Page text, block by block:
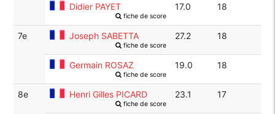
Didier PAYET
fiche de score
17.0 18
7e Joseph SABETTA
fiche de score
27.2 18
Germain ROSAZ
fiche de score
19.0 18
8e Henri Gilles PICARD
fiche de score
23.1 17